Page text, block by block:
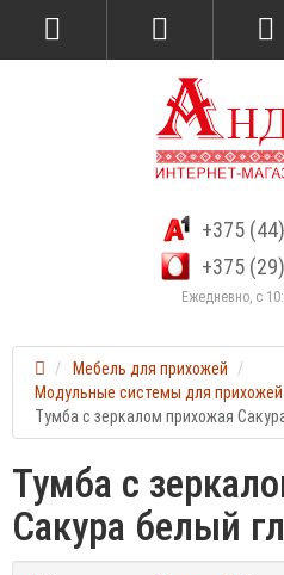
+375
+375
Ежедневно, с
Мебель для прихожей
Модульные системы для прихожей
Тумба с зеркалом прихожая
Тумба с
Сакура белый